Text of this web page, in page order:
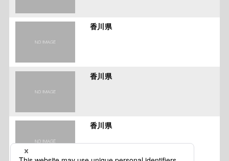
香川県
香川県
香川県